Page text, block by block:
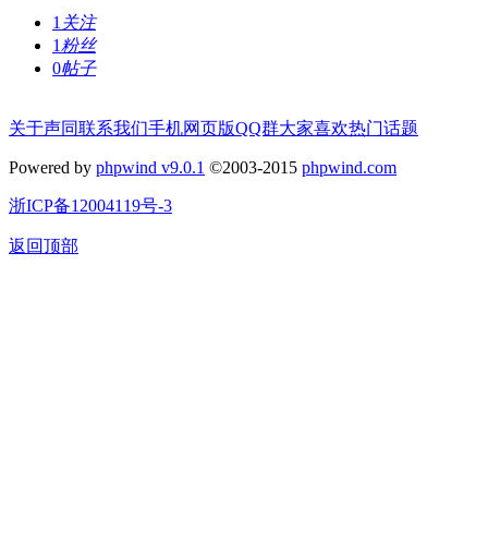
1 关注
1 粉丝
0帖子
关于声同联系我们手机网页版QQ群大家喜欢热门话题
Powered by phpwind v9.0.1 ©2003-2015 phpwind.com
浙ICP备12004119号-3
返回顶部